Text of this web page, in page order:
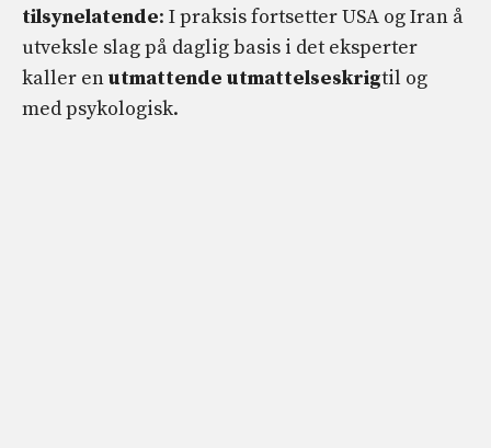
tilsynelatende: I praksis fortsetter USA og Iran å
utveksle slag på daglig basis i det eksperter
kaller enutmattende utmattelseskrigtil og
med psykologisk.